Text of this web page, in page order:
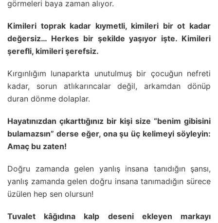
görmeleri baya zaman alıyor.
Kimileri toprak kadar kıymetli, kimileri bir ot kadar
değersiz… Herkes bir şekilde yaşıyor işte. Kimileri
şerefli, kimileri şerefsiz.
Kırgınlığım lunaparkta unutulmuş bir çocuğun nefreti
kadar, sorun atlıkarıncalar değil, arkamdan dönüp
duran dönme dolaplar.
Hayatınızdan çıkarttığınız bir kişi size “benim gibisini
bulamazsın” derse eğer, ona şu üç kelimeyi söyleyin:
Amaç bu zaten!
Doğru zamanda gelen yanlış insana tanıdığın şansı,
yanlış zamanda gelen doğru insana tanımadığın sürece
üzülen hep sen olursun!
Tuvalet kâğıdına kalp deseni ekleyen markayı